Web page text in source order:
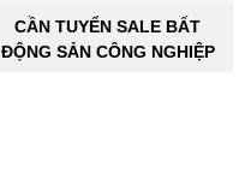
CẦN TUYỂN SALE BẤT
ĐỘNG SẢN CÔNG NGHIỆP